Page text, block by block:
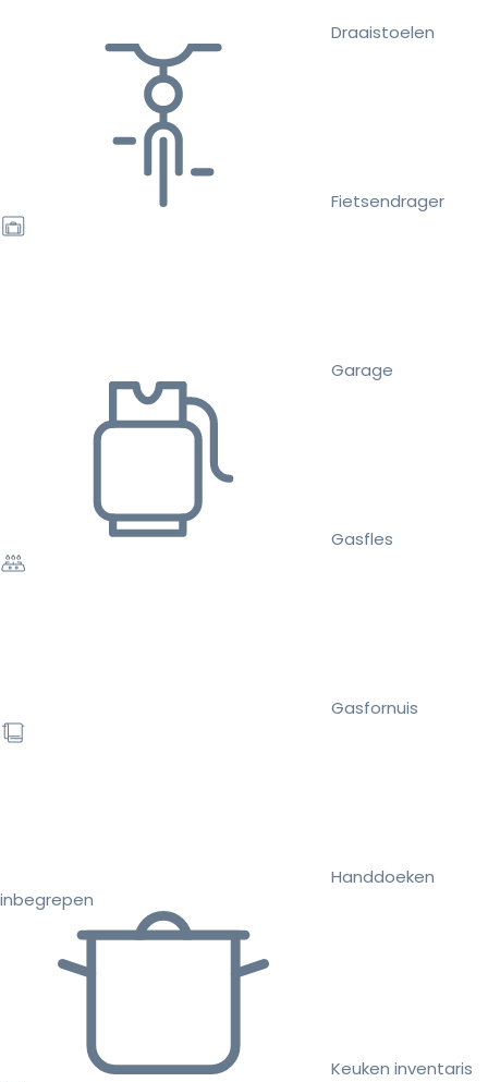
Draaistoelen
Fietsendrager
Garage
Gasfles
Gasfornuis
Handdoeken
inbegrepen
Keuken inventaris